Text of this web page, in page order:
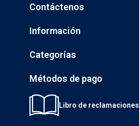
Contáctenos
Información
Categorías
Métodos de pago
Libro de reclamaciones